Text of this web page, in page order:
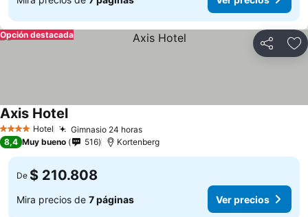
Compartir
Opción destacada
4 EstrellasHotel Gimnasio 24 horas
Axis Hotel
8,4 Muy bueno 516 Kortenberg
De $ 210.808
Mira precios de 7 páginas Ver precios